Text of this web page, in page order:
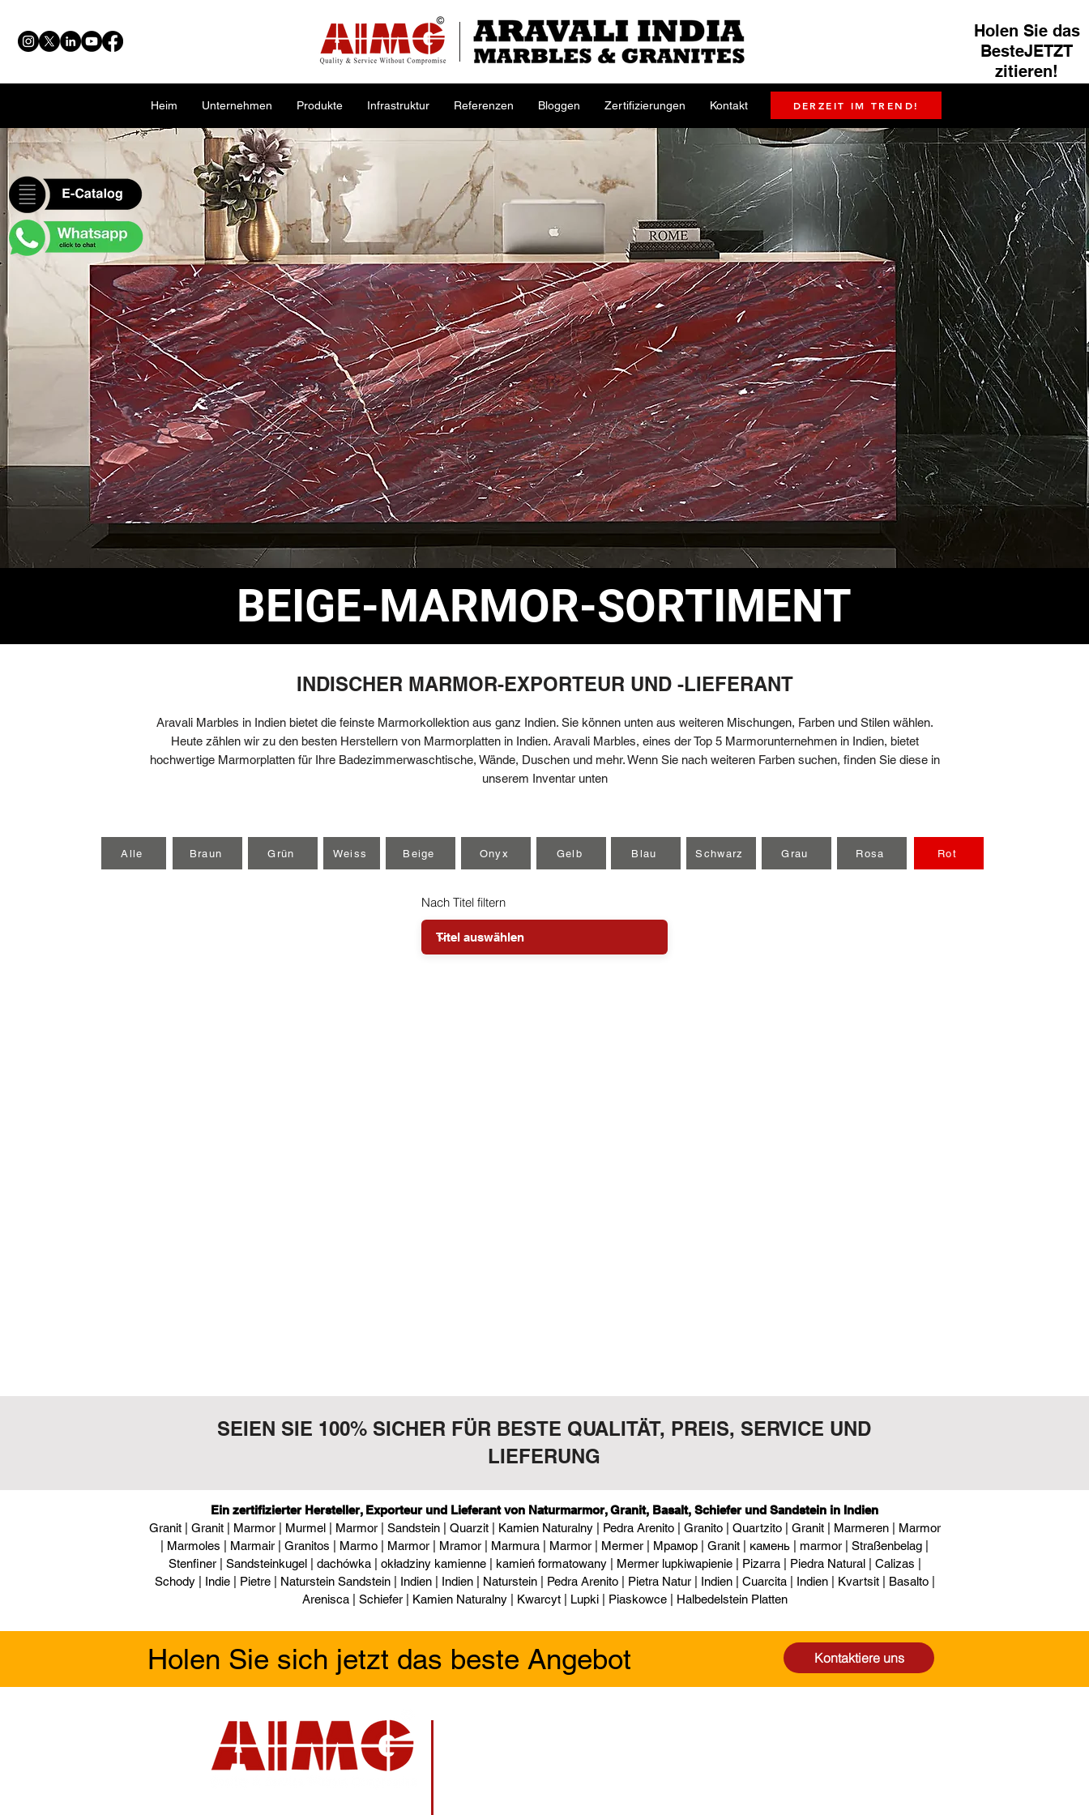
Holen Sie das
BesteJETZT
zitieren!
Heim Unternehmen Produkte Infrastruktur Referenzen Bloggen Zertifizierungen Kontakt DERZEIT IM TREND!
Aravali Marbles in Indien bietet die feinste Marmorkollektion aus ganz Indien. Sie können unten aus weiteren Mischungen, Farben und Stilen wählen.
Heute zählen wir zu den besten Herstellern von Marmorplatten in Indien. Aravali Marbles, eines der Top 5 Marmorunternehmen in Indien, bietet
hochwertige Marmorplatten für Ihre Badezimmerwaschtische, Wände, Duschen und mehr. Wenn Sie nach weiteren Farben suchen, finden Sie diese in
unserem Inventar unten
BEIGE-MARMOR-SORTIMENT
INDISCHER MARMOR-EXPORTEUR UND -LIEFERANT
Alle Braun Grün Weiss Beige Onyx Gelb Blau Schwarz Grau Rosa Rot
Nach Titel filtern
SEIEN SIE 100% SICHER FÜR BESTE QUALITÄT, PREIS, SERVICE UND
LIEFERUNG
Ein zertifizierter Hersteller, Exporteur und Lieferant von Naturmarmor, Granit, Basalt, Schiefer und Sandstein in Indien
Granit | Granit | Marmor | Murmel | Marmor | Sandstein | Quarzit | Kamien Naturalny | Pedra Arenito | Granito | Quartzito | Granit | Marmeren | Marmor
| Marmoles | Marmair | Granitos | Marmo | Marmor | Mramor | Marmura | Marmor | Mermer | Мрамор | Granit | камень | marmor | Straßenbelag |
Stenfiner | Sandsteinkugel | dachówka | okładziny kamienne | kamień formatowany | Mermer lupkiwapienie | Pizarra | Piedra Natural | Calizas |
Schody | Indie | Pietre | Naturstein Sandstein | Indien | Indien | Naturstein | Pedra Arenito | Pietra Natur | Indien | Cuarcita | Indien | Kvartsit | Basalto |
Arenisca | Schiefer | Kamien Naturalny | Kwarcyt | Lupki | Piaskowce | Halbedelstein Platten
Holen Sie sich jetzt das beste Angebot Kontaktiere uns